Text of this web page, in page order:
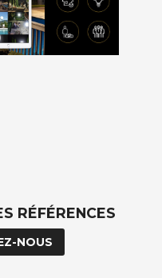
RÉFÉRENCES
NOUS